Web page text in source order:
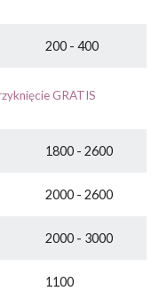
200 - 400
GRATIS
1800 - 2600
2000 - 2600
2000 - 3000
1100